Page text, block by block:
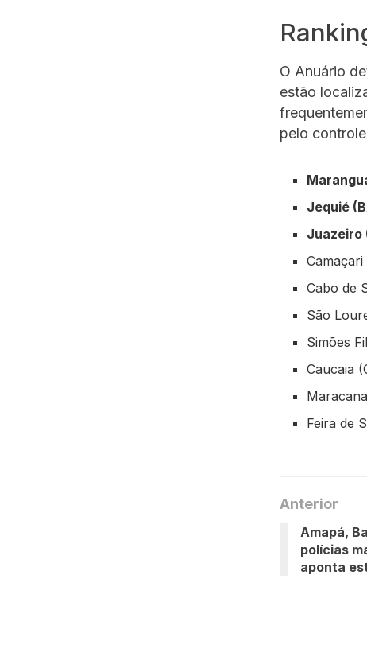
O Anuário
estão
pelo
Jequié
Juazeiro
Cabo de
São
Simões
Caucaia
Feira de
Anterior
Amapá,
polícias
aponta